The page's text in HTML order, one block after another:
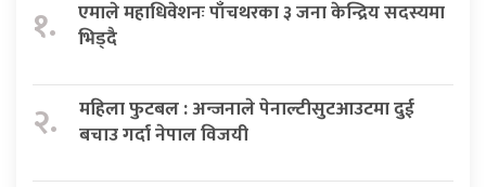
१.
एमाले महाधिवेशनः पाँचथरका ३ जना केन्द्रिय सदस्यमा
भिड्दै
२.
महिला फुटबल : अन्जनाले पेनाल्टीसुटआउटमा दुई
बचाउ गर्दा नेपाल विजयी